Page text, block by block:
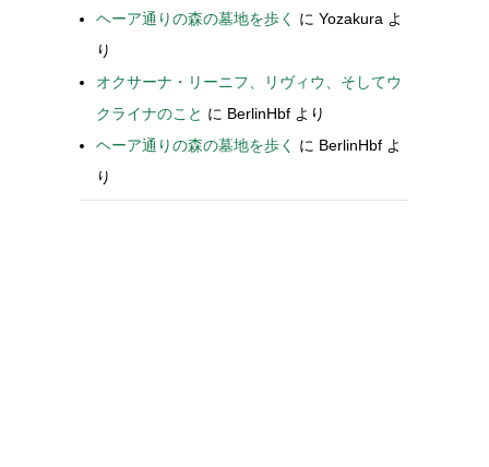
ヘーア通りの森の墓地を歩く
に Yozakura よ
り
オクサーナ・リーニフ、リヴィウ、そしてウ
クライナのこと に BerlinHbf より
ヘーア通りの森の墓地を歩く
に BerlinHbf よ
り